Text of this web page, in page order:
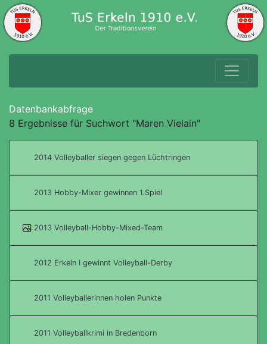
Datenbankabfrage
8 Ergebnisse für Suchwort "Maren Vielain"
2014 Volleyballer siegen gegen Lüchtringen
2013 Hobby-Mixer gewinnen 1.Spiel
2013 Volleyball-Hobby-Mixed-Team
2012 Erkeln I gewinnt Volleyball-Derby
2011 Volleyballerinnen holen Punkte
2011 Volleyballkrimi in Bredenborn